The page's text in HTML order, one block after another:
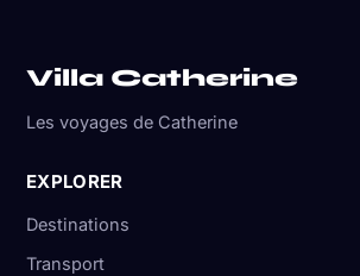
Villa Catherine
Les voyages de Catherine
EXPLORER
Destinations
Transport